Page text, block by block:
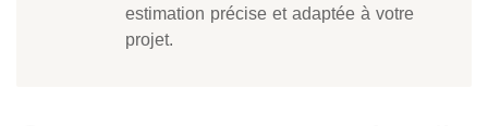
estimation précise et adaptée à votre
projet.